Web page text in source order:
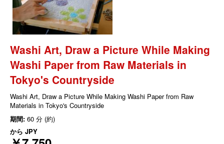
Washi Art, Draw a Picture While Making
Washi Paper from Raw Materials in
Tokyo's Countryside
Washi Art, Draw a Picture While Making Washi Paper from Raw
Materials in Tokyo's Countryside
期間: 60 分 (約)
から JPY